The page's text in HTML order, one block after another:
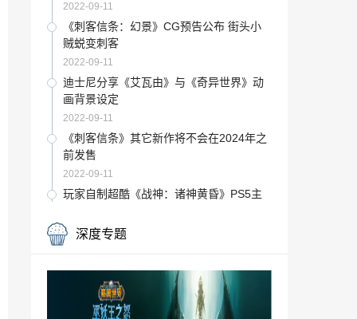
2022-09-11
《刺客信条：幻景》CG预告公布 街头小
贼蜕变刺客
2022-09-11
迪士尼分享《艾瓦由》与《奇异世界》动
画背景设定
2022-09-11
《刺客信条》其它新作将不会在2024年之
前发售
2022-09-11
玩家自制超酷《战神：诸神黄昏》PS5主
2022-09-10
2022-09-10
RTX 40系显卡终于来了！NVIDIA官宣发
深度专题